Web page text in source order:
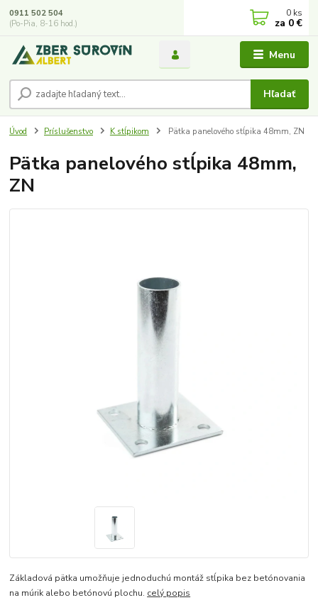
Menu
Hľadať
0911 502 504
(Po-Pia, 8-16 hod.)
0 ks
za 0 €
Úvod Príslušenstvo K stĺpikom Pätka panelového stĺpika 48mm, ZN
Pätka panelového stĺpika 48mm,
ZN
Základová pätka umožňuje jednoduchú montáž stĺpika bez betónovania
na múrik alebo betónovú plochu. celý popis